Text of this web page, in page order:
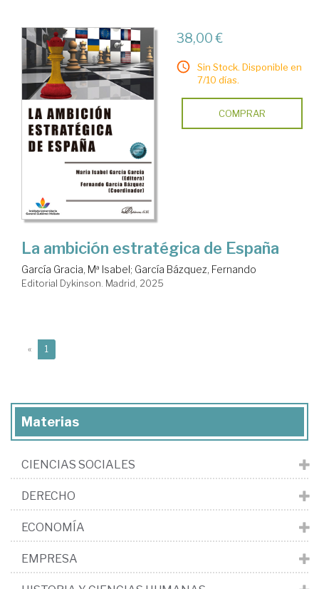
38,00 €
Sin Stock. Disponible en
7/10 días.
COMPRAR
La ambición estratégica de España
García Gracia, Mª Isabel; García Bázquez, Fernando
Editorial Dykinson. Madrid, 2025
« 1
Materias
CIENCIAS SOCIALES
DERECHO
ECONOMÍA
EMPRESA